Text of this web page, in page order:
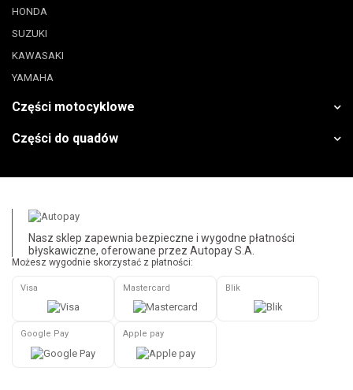
HONDA
SUZUKI
KAWASAKI
YAMAHA
Części motocyklowe
Części do quadów
Nasz sklep zapewnia bezpieczne i wygodne płatności
błyskawiczne, oferowane przez Autopay S.A.
Możesz wygodnie skorzystać z płatności:
Visa Mastercard Blik
Google Pay Apple pay